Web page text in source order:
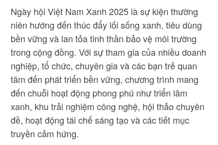
Ngày hội Việt Nam Xanh 2025 là sự kiện thường
niên hướng đến thúc đẩy lối sống xanh, tiêu dùng
bền vững và lan tỏa tinh thần bảo vệ môi trường
trong cộng đồng. Với sự tham gia của nhiều doanh
nghiệp, tổ chức, chuyên gia và các bạn trẻ quan
tâm đến phát triển bền vững, chương trình mang
đến chuỗi hoạt động phong phú như triển lãm
xanh, khu trải nghiệm công nghệ, hội thảo chuyên
đề, hoạt động tái chế sáng tạo và các tiết mục
truyền cảm hứng.